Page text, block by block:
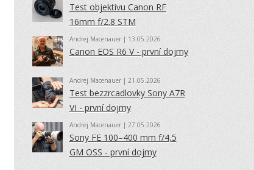
Test objektivu Canon RF
16mm f/2.8 STM
Andrej Macenauer| 13.05.2026
Canon EOS R6 V - první dojmy
Andrej Macenauer| 21.05.2026
Test bezzrcadlovky Sony A7R
VI - první dojmy
Andrej Macenauer| 27.05.2026
Sony FE 100–400 mm f/4,5
GM OSS - první dojmy